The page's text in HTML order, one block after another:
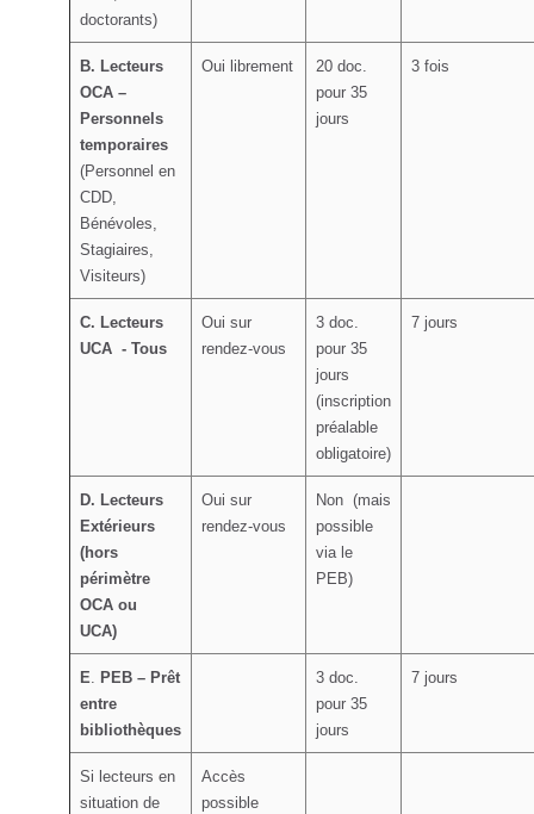
doctorants)
B. Lecteurs
OCA –
Personnels
temporaires
(Personnel en
CDD,
Bénévoles,
Stagiaires,
Visiteurs)
Oui librement
20 doc.
pour 35
jours
3 fois
C. Lecteurs
UCA - Tous
Oui sur
rendez-vous
3 doc.
pour 35
jours
(inscription
préalable
obligatoire)
7 jours
D. Lecteurs
Extérieurs
(hors
périmètre
OCA ou
UCA)
Oui sur
rendez-vous
Non (mais
possible
via le
PEB)
E. PEB – Prêt
entre
bibliothèques
3 doc.
pour 35
jours
7 jours
Si lecteurs en
situation de
Accès
possible